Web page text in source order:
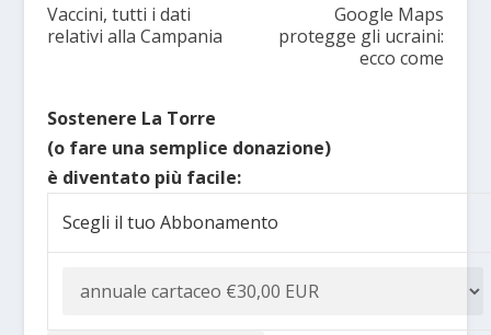
Vaccini, tutti i dati
relativi alla Campania
Google Maps
protegge gli ucraini:
ecco come
Sostenere La Torre
(o fare una semplice donazione)
è diventato più facile:
Scegli il tuo Abbonamento